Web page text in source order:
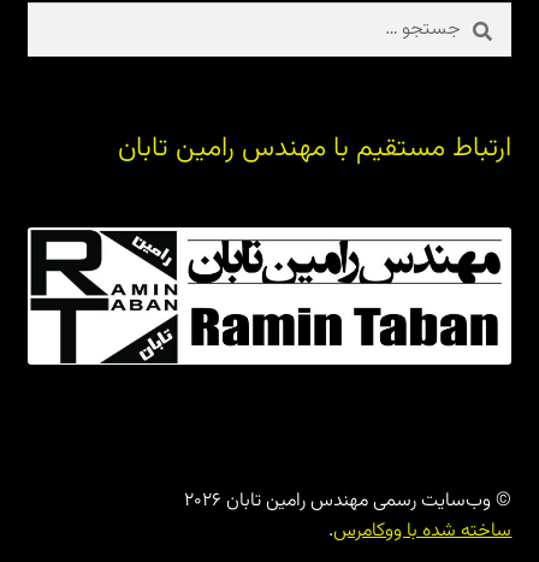
جستجو
برای:
ارتباط مستقیم با مهندس رامین تابان
© وب‌سایت رسمی مهندس رامین تابان 2026
ساخته شده با ووکامرس.